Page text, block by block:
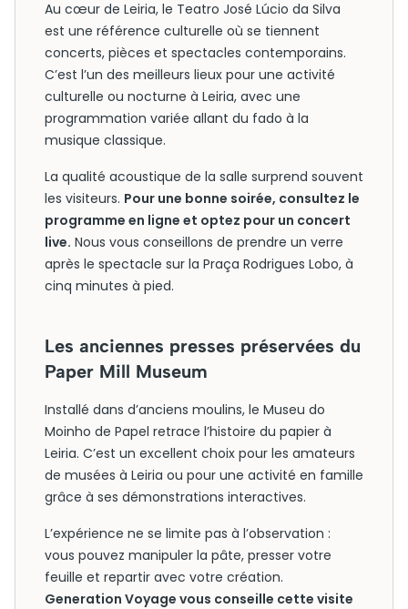
Au cœur de Leiria, le Teatro José Lúcio da Silva
est une référence culturelle où se tiennent
concerts, pièces et spectacles contemporains.
C’est l’un des meilleurs lieux pour une activité
culturelle ou nocturne à Leiria, avec une
programmation variée allant du fado à la
musique classique.
La qualité acoustique de la salle surprend souvent
les visiteurs. Pour une bonne soirée, consultez le
programme en ligne et optez pour un concert
live. Nous vous conseillons de prendre un verre
après le spectacle sur la Praça Rodrigues Lobo, à
cinq minutes à pied.
Les anciennes presses préservées du
Paper Mill Museum
Installé dans d’anciens moulins, le Museu do
Moinho de Papel retrace l’histoire du papier à
Leiria. C’est un excellent choix pour les amateurs
de musées à Leiria ou pour une activité en famille
grâce à ses démonstrations interactives.
L’expérience ne se limite pas à l’observation :
vous pouvez manipuler la pâte, presser votre
feuille et repartir avec votre création.
Generation Voyage vous conseille cette visite